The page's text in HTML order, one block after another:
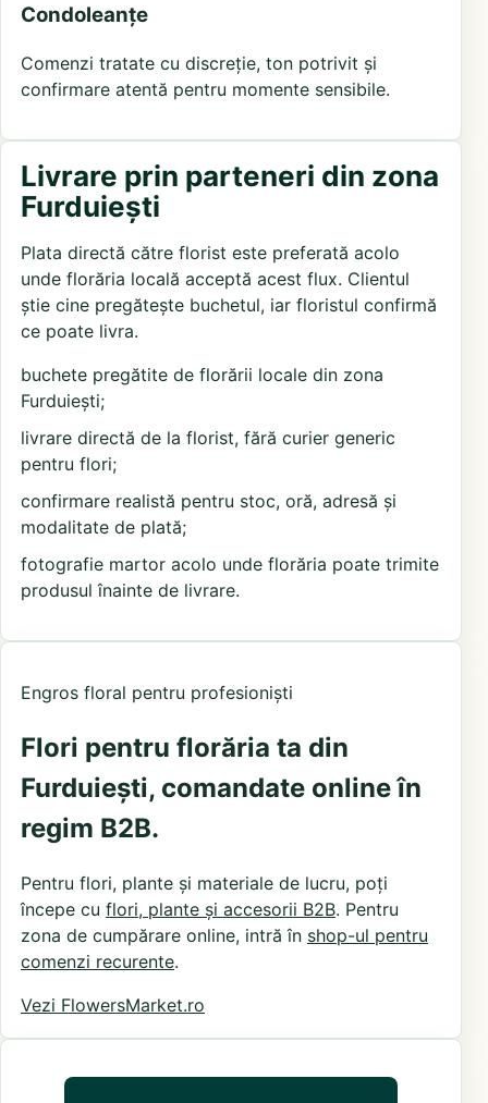
Condoleanțe
Comenzi tratate cu discreție, ton potrivit și
confirmare atentă pentru momente sensibile.
Livrare prin parteneri din zona
Furduiești
Plata directă către florist este preferată acolo
unde florăria locală acceptă acest flux. Clientul
știe cine pregătește buchetul, iar floristul confirmă
ce poate livra.
buchete pregătite de florării locale din zona
Furduiești;
livrare directă de la florist, fără curier generic
pentru flori;
confirmare realistă pentru stoc, oră, adresă și
modalitate de plată;
fotografie martor acolo unde florăria poate trimite
produsul înainte de livrare.
Engros floral pentru profesioniști
Flori pentru florăria ta din
Furduiești, comandate online în
regim B2B.
Pentru flori, plante și materiale de lucru, poți
începe cu flori, plante și accesorii B2B. Pentru
zona de cumpărare online, intră în shop-ul pentru
comenzi recurente.
Vezi FlowersMarket.ro